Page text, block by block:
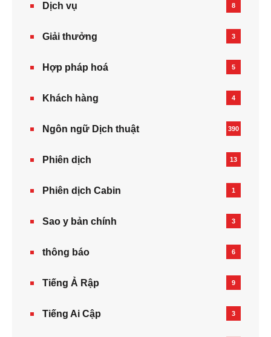
Dịch vụ 8
Giải thưởng 3
Hợp pháp hoá 5
Khách hàng 4
Ngôn ngữ Dịch thuật 390
Phiên dịch 13
Phiên dịch Cabin 1
Sao y bản chính 3
thông báo 6
Tiếng Ả Rập 9
Tiếng Ai Cập 3